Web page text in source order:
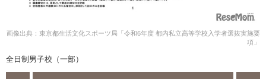
画像出典：東京都生活文化スポーツ局「令和6年度 都内私立高等学校入学者選抜実施要
項」
全日制男子校（一部）